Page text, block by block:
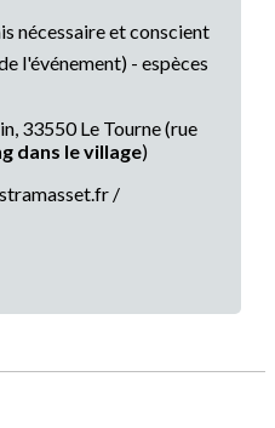
nécessaire et conscient
l'événement) - espèces
33550 Le Tourne (rue
dans le village)
/